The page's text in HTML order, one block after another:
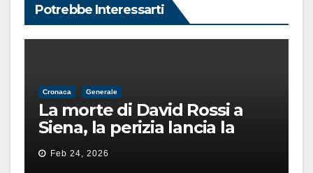
Potrebbe Interessarti
Cronaca Generale
La morte di David Rossi a
Siena, la perizia lancia la
pista di un’intimidazione
finita male
Feb 24, 2026